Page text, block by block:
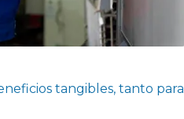
tangibles, tanto para